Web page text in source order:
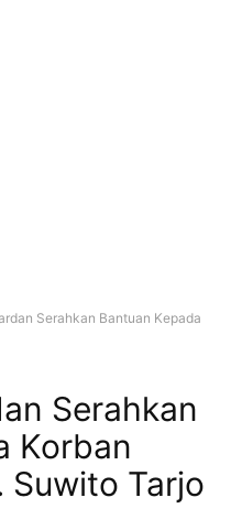
Serahkan Bantuan Kepada
Serahkan
Korban
Suwito Tarjo